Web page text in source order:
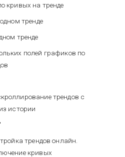
кривых на тренде
тренде
тренде
полей графиков по
трендов с
истории
трендов онлайн.
кривых